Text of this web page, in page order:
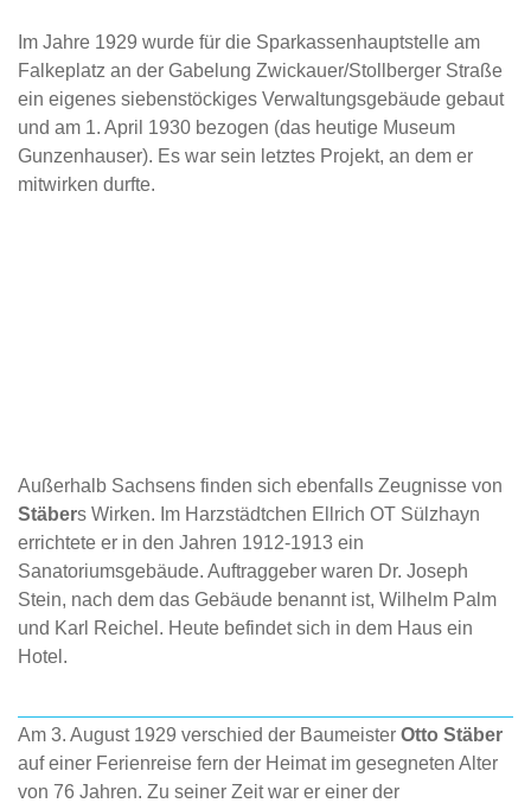
Im Jahre 1929 wurde für die Sparkassenhauptstelle am
Falkeplatz an der Gabelung Zwickauer/Stollberger Straße
ein eigenes siebenstöckiges Verwaltungsgebäude gebaut
und am 1. April 1930 bezogen (das heutige Museum
Gunzenhauser). Es war sein letztes Projekt, an dem er
mitwirken durfte.
Außerhalb Sachsens finden sich ebenfalls Zeugnisse von
Stäbers Wirken. Im Harzstädtchen Ellrich OT Sülzhayn
errichtete er in den Jahren 1912-1913 ein
Sanatoriumsgebäude. Auftraggeber waren Dr. Joseph
Stein, nach dem das Gebäude benannt ist, Wilhelm Palm
und Karl Reichel. Heute befindet sich in dem Haus ein
Hotel.
Am 3. August 1929 verschied der Baumeister Otto Stäber
auf einer Ferienreise fern der Heimat im gesegneten Alter
von 76 Jahren. Zu seiner Zeit war er einer der